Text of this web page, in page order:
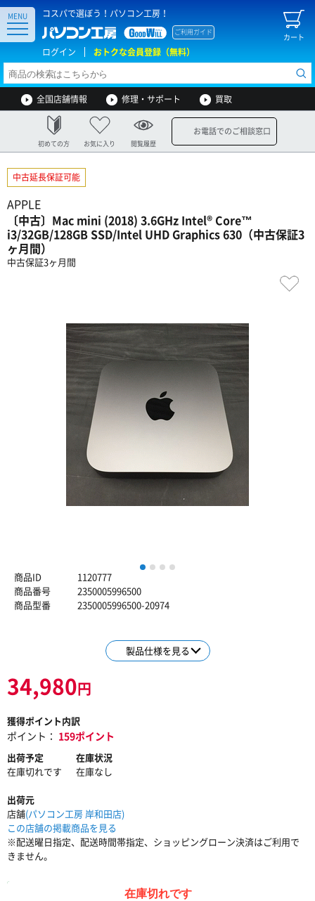
コスパで選ぼう！パソコン工房！
カート
ご利用ガイド
ログイン おトクな会員登録（無料）
MENU
全国店舗情報 修理・サポート 買取
初めての方 お気に入り 閲覧履歴
お電話でのご相談窓口
中古延長保証可能
APPLE
〔中古〕Mac mini (2018) 3.6GHz Intel® Core™
i3/32GB/128GB SSD/Intel UHD Graphics 630（中古保証3
ヶ月間）
中古保証3ヶ月間
1 2 3
商品ID
1120777
商品番号
2350005996500
商品型番
2350005996500-20974
製品仕様を見る
34,980円
獲得ポイント内訳
ポイント： 159ポイント
出荷予定
在庫切れです
在庫状況
在庫なし
出荷元
店舗(パソコン工房 岸和田店)
この店舗の掲載商品を見る
※配送曜日指定、配送時間帯指定、ショッピングローン決済はご利用で
きません。
在庫切れです